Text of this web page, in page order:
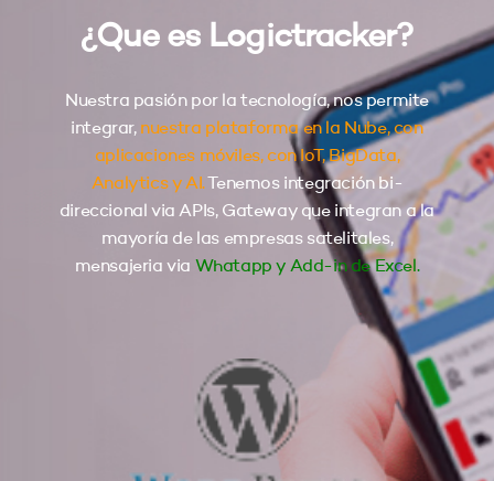
¿Que es Logictracker?
Nuestra pasión por la tecnología, nos permite
integrar, nuestra plataforma en la Nube, con
aplicaciones móviles, con IoT, BigData,
Analytics y AI.Tenemos integración bi-
direccional via APIs, Gateway que integran a la
mayoría de las empresas satelitales,
mensajeria via Whatapp y Add-in de Excel.